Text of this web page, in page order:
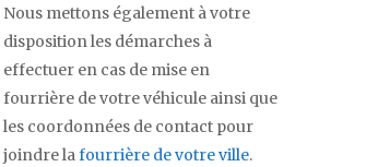
Nous mettons également à votre
disposition les démarches à
effectuer en cas de mise en
fourrière de votre véhicule ainsi que
les coordonnées de contact pour
joindre lafourrière de votre ville.